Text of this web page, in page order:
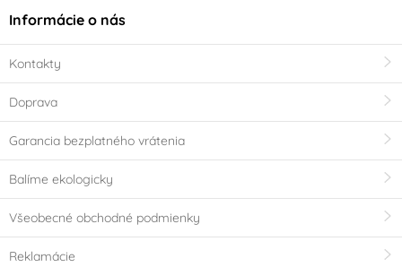
Informácie o nás
Kontakty
Doprava
Garancia bezplatného vrátenia
Balíme ekologicky
Všeobecné obchodné podmienky
Reklamácie